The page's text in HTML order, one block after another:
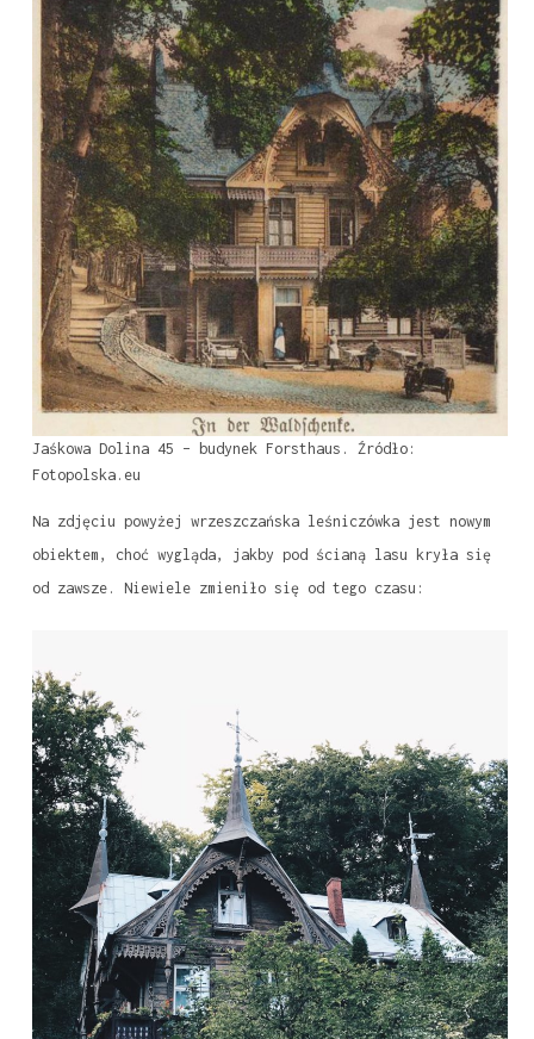
Jaśkowa Dolina 45 – budynek Forsthaus. Źródło:
Fotopolska.eu
Na zdjęciu powyżej wrzeszczańska leśniczówka jest nowym
obiektem, choć wygląda, jakby pod ścianą lasu kryła się
od zawsze. Niewiele zmieniło się od tego czasu: